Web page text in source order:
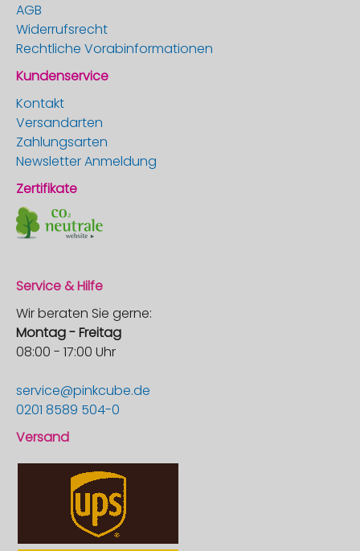
AGB
Widerrufsrecht
Rechtliche Vorabinformationen
Kundenservice
Kontakt
Versandarten
Zahlungsarten
Newsletter Anmeldung
Zertifikate
Service & Hilfe
Wir beraten Sie gerne:
Montag - Freitag
08:00 - 17:00 Uhr
service@pinkcube.de
0201 8589 504-0
Versand